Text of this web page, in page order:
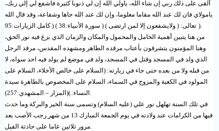
ألقى على ذلك ربي إن شاء الله، ياولي الله إن لي ذنوبا كثيرة فاشفع لي إلي ربك،
يامولاي فان لك عند الله مقاما معلوما، وإن لك عند الله جاها وشفاعة، وقد قال الله
تعالى: ( ولايشفعون إلا لمن ارتضى ) ( سورة الأنبياء:38 ) ( كامل الزيارات:95 ).
من هنا يتبين أهمية الحامل والمحمول والمكان والزمان الذي بزغ فيه نور الحق،
وهنا المؤمنون يتشرفون بأعتاب مرقده الطاهر ومشهده المقدس، مرقد الرجل
الذي ولد في المسجد وقتل في المسجد، ولد في موضع لم يولد فيه احد سواه، لا
من قبله ولا من بعده حتى جاء في زيارته: (السلام على خالص الأخلاء، السلام على
المولود في الكعبة والمزوج في السماء، السلام على المخصوص بالطاهرة سيدة
النساء..)(المزار – المشهدي:257) .
في تلك السنة تهلهل نور علي (عليه السلام) وتسمى سنة الخير والبركة وما حدث
فيها من الكرامات عند ولادته في يوم الجمعة المبارك 13 من شهر رجب الأصب بعد
مرور ثلاثين عاما على حادثة الفيل.